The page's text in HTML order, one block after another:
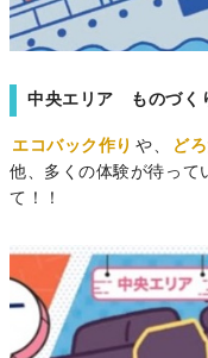
中央エリア ものづく
エコバック作り や、 ど
他、多くの体験が待って
て！！